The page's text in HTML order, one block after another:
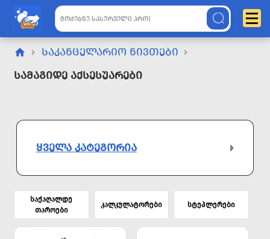
ᲡᲐᲙᲐᲜᲪᲔᲚᲐᲠᲘᲝ ᲜᲘᲕᲗᲔᲑᲘ
Სამაგიდე Აქსესუარები
ᲧᲕᲔᲚᲐ ᲙᲐᲢᲔᲒᲝᲠᲘᲐ
საქაღალდე
თაროები
კალკულატორები სტეპლერები